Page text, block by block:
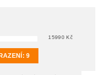
15990Kč
9